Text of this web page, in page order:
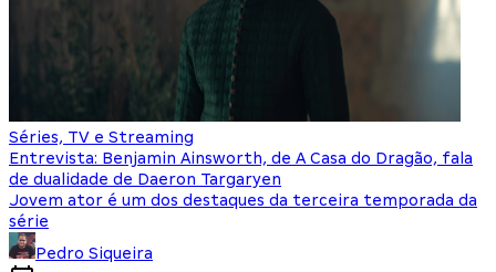
Séries, TV e Streaming
Entrevista: Benjamin Ainsworth, de A Casa do Dragão, fala
de dualidade de Daeron Targaryen
Jovem ator é um dos destaques da terceira temporada da
série
Pedro Siqueira